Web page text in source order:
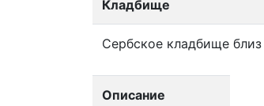
Кладбище
Сербское кладбище
Описание